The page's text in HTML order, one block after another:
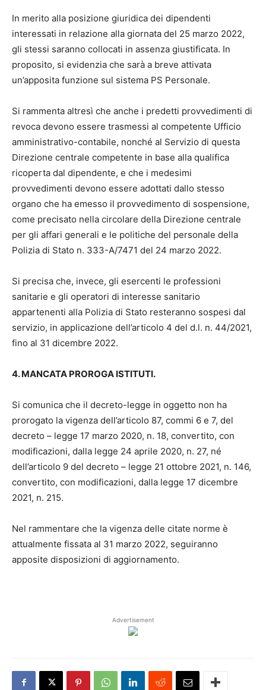
In merito alla posizione giuridica dei dipendenti
interessati in relazione alla giornata del 25 marzo 2022,
gli stessi saranno collocati in assenza giustificata. In
proposito, si evidenzia che sarà a breve attivata
un’apposita funzione sul sistema PS Personale.
Si rammenta altresì che anche i predetti provvedimenti di
revoca devono essere trasmessi al competente Ufficio
amministrativo-contabile, nonché al Servizio di questa
Direzione centrale competente in base alla qualifica
ricoperta dal dipendente, e che i medesimi
provvedimenti devono essere adottati dallo stesso
organo che ha emesso il provvedimento di sospensione,
come precisato nella circolare della Direzione centrale
per gli affari generali e le politiche del personale della
Polizia di Stato n. 333-A/7471 del 24 marzo 2022.
Si precisa che, invece, gli esercenti le professioni
sanitarie e gli operatori di interesse sanitario
appartenenti alla Polizia di Stato resteranno sospesi dal
servizio, in applicazione dell’articolo 4 del d.l. n. 44/2021,
fino al 31 dicembre 2022.
4. MANCATA PROROGA ISTITUTI.
Si comunica che il decreto-legge in oggetto non ha
prorogato la vigenza dell’articolo 87, commi 6 e 7, del
decreto – legge 17 marzo 2020, n. 18, convertito, con
modificazioni, dalla legge 24 aprile 2020, n. 27, né
dell’articolo 9 del decreto – legge 21 ottobre 2021, n. 146,
convertito, con modificazioni, dalla legge 17 dicembre
2021, n. 215.
Nel rammentare che la vigenza delle citate norme è
attualmente fissata al 31 marzo 2022, seguiranno
apposite disposizioni di aggiornamento.
Advertisement